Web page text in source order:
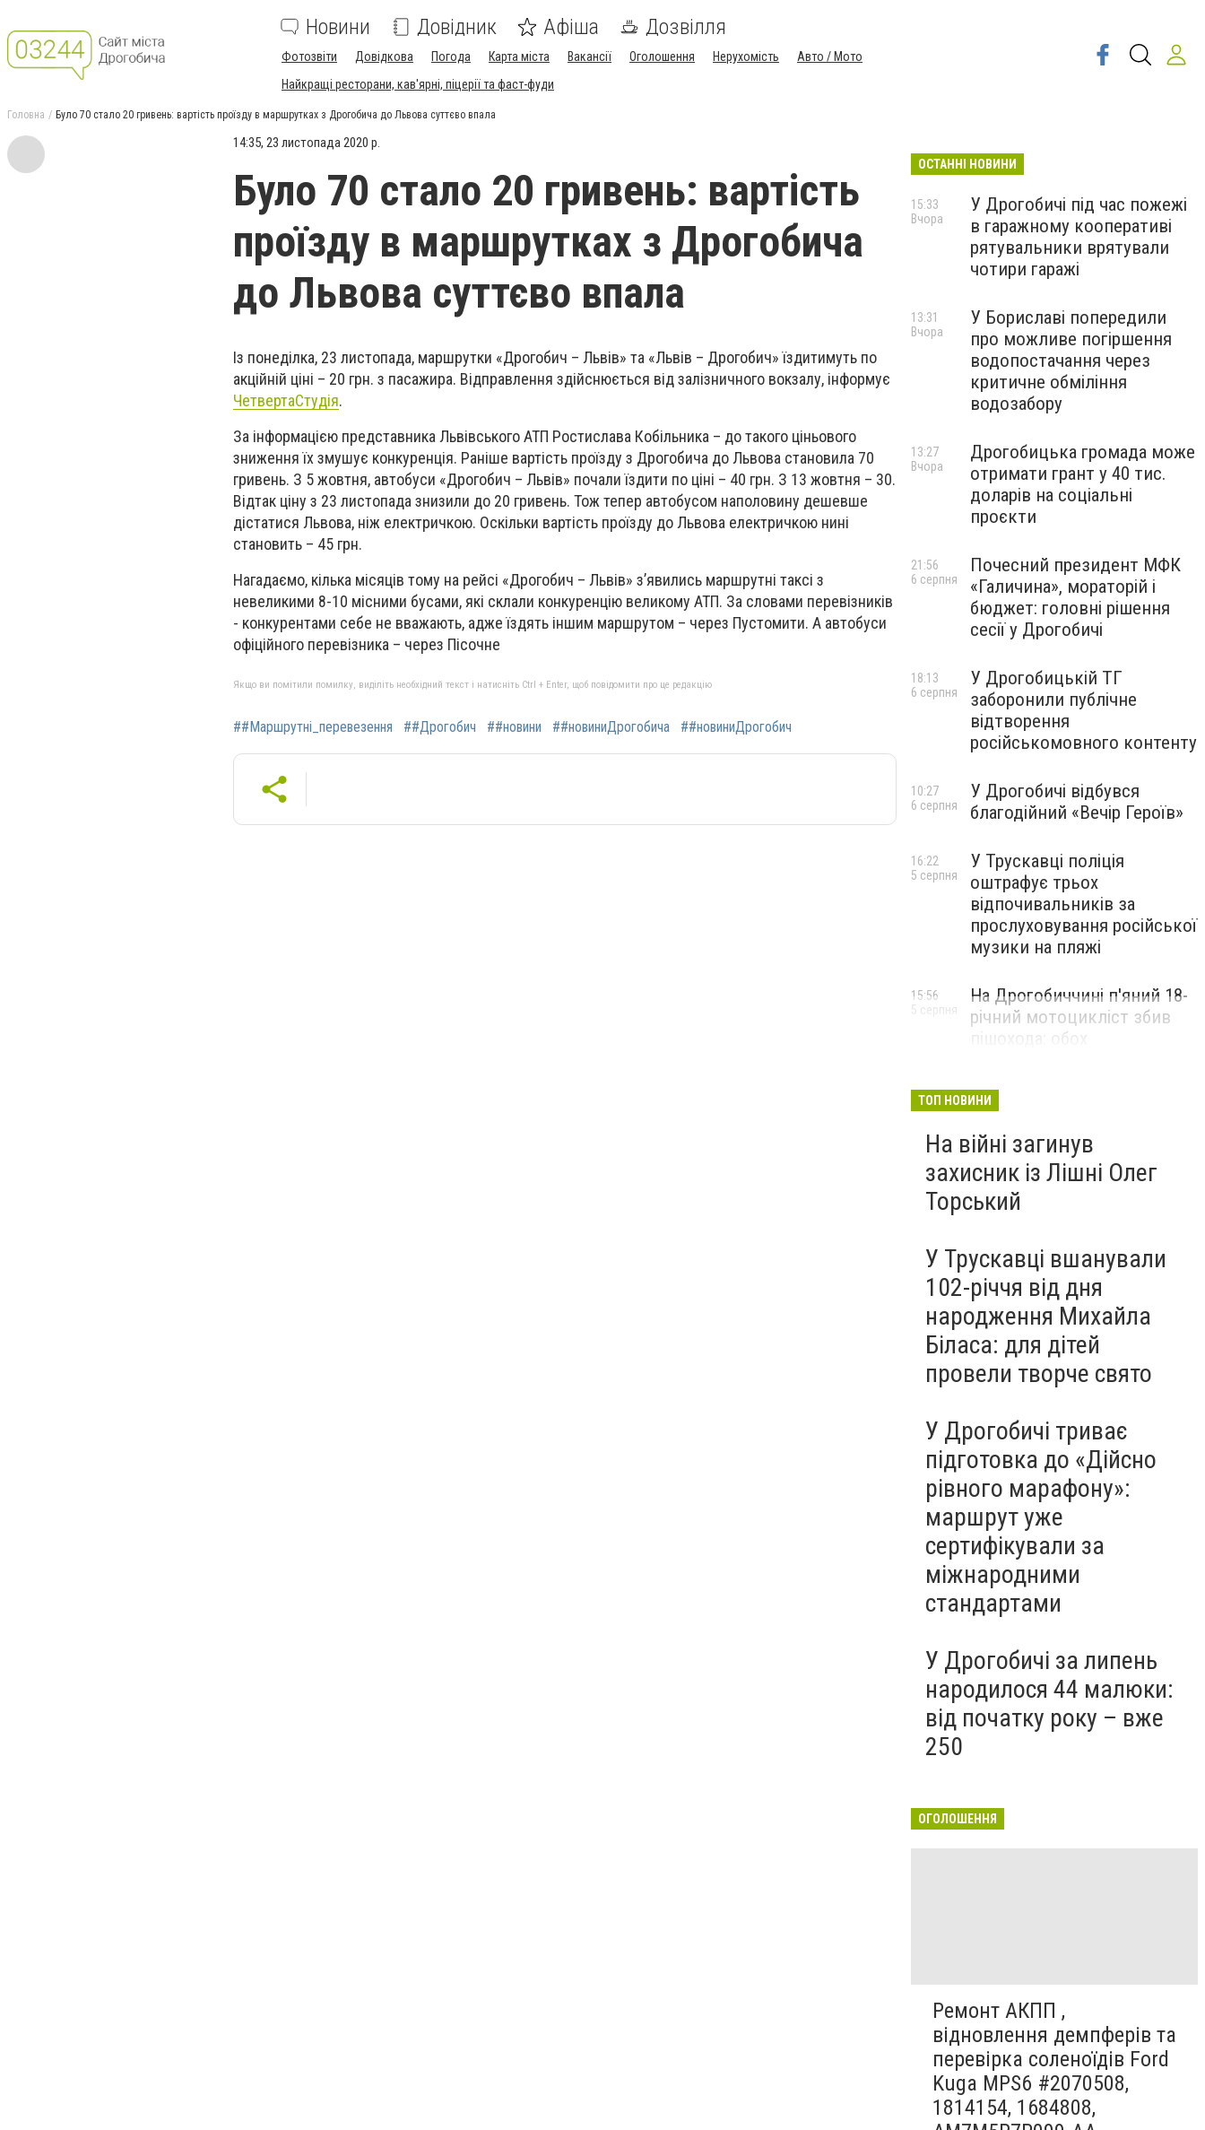
Новини Довідник Афіша Дозвілля
Фотозвіти Довідкова Погода Карта міста Вакансії Оголошення Нерухомість
Авто / Мото
Найкращі ресторани, кав'ярні, піцерії та фаст-фуди
Головна Було 70 стало 20 гривень: вартість проїзду в маршрутках з Дрогобича до Львова суттєво впала
14:35, 23 листопада 2020 р.
Було 70 стало 20 гривень: вартість
проїзду в маршрутках з Дрогобича
до Львова суттєво впала
Із понеділка, 23 листопада, маршрутки «Дрогобич – Львів» та «Львів – Дрогобич» їздитимуть по
акційній ціні – 20 грн. з пасажира. Відправлення здійснюється від залізничного вокзалу, інформує
ЧетвертаСтудія.
За інформацією представника Львівського АТП Ростислава Кобільника – до такого ціньового
зниження їх змушує конкуренція. Раніше вартість проїзду з Дрогобича до Львова становила 70
гривень. З 5 жовтня, автобуси «Дрогобич – Львів» почали їздити по ціні – 40 грн. З 13 жовтня – 30.
Відтак ціну з 23 листопада знизили до 20 гривень. Тож тепер автобусом наполовину дешевше
дістатися Львова, ніж електричкою. Оскільки вартість проїзду до Львова електричкою нині
становить – 45 грн.
Нагадаємо, кілька місяців тому на рейсі «Дрогобич – Львів» з’явились маршрутні таксі з
невеликими 8-10 місними бусами, які склали конкуренцію великому АТП. За словами перевізників
- конкурентами себе не вважають, адже їздять іншим маршрутом – через Пустомити. А автобуси
офіційного перевізника – через Пісочне
Якщо ви помітили помилку, виділіть необхідний текст і натисніть Ctrl + Enter, щоб повідомити про це редакцію
##Маршрутні_перевезення ##Дрогобич ##новини ##новиниДрогобича ##новиниДрогобич
ОСТАННІ НОВИНИ
У Дрогобичі під час пожежі
в гаражному кооперативі
рятувальники врятували
чотири гаражі
15:33
Вчора
У Бориславі попередили
про можливе погіршення
водопостачання через
критичне обміління
водозабору
13:31
Вчора
Дрогобицька громада може
отримати грант у 40 тис.
доларів на соціальні
проєкти
13:27
Вчора
Почесний президент МФК
«Галичина», мораторій і
бюджет: головні рішення
сесії у Дрогобичі
21:56
6 серпня
У Дрогобицькій ТГ
заборонили публічне
відтворення
російськомовного контенту
18:13
6 серпня
У Дрогобичі відбувся
благодійний «Вечір Героїв»
10:27
6 серпня
У Трускавці поліція
оштрафує трьох
відпочивальників за
прослуховування російської
музики на пляжі
16:22
5 серпня
На Дрогобиччині п'яний 18-
річний мотоцикліст збив
пішохода: обох
15:56
5 серпня
ТОП НОВИНИ
На війні загинув
захисник із Лішні Олег
Торський
У Трускавці вшанували
102-річчя від дня
народження Михайла
Біласа: для дітей
провели творче свято
У Дрогобичі триває
підготовка до «Дійсно
рівного марафону»:
маршрут уже
сертифікували за
міжнародними
стандартами
У Дрогобичі за липень
народилося 44 малюки:
від початку року – вже
250
ОГОЛОШЕННЯ
Ремонт АКПП ,
відновлення демпферів та
перевірка соленоїдів Ford
Kuga MPS6 #2070508,
1814154, 1684808,